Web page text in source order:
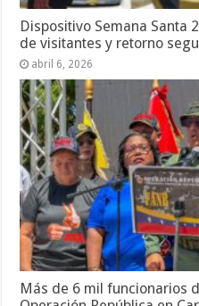
Dispositivo Semana Santa
de visitantes y retorno
abril 6, 2026
Más de 6 mil funcionarios